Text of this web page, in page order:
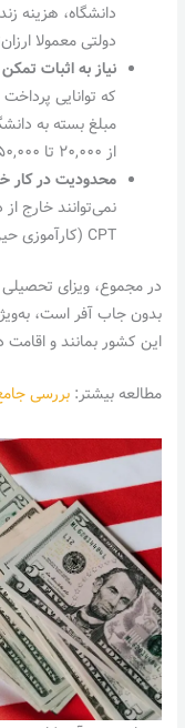
دانشگاه، هزینه
دولتی معمولا
نیاز به اثبات
که توانایی
مبلغ بسته به
از ۲۰,۰۰۰ تا ۵۰,۰۰۰ دلار در سال متغیر است.
محدودیت در کار
نمی‌توانند خارج
CPT (کارآموزی حین تحصیل) یا OPT بعد از فارغ‌التحصیلی.
در مجموع، ویزای
بدون جاب آفر است،
این کشور بمانند و اقامت
مطالعه بیشتر:بررسی